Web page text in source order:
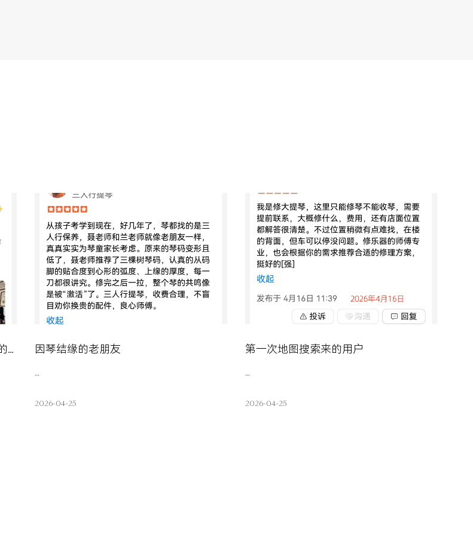
元气满满的低音提琴重新焕发出温柔的声响 因琴结缘的老朋友
…
2026-04-25
第一次地图搜索来的用户
…
2026-04-25